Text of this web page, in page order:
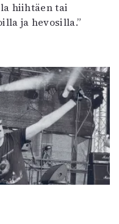
hiihtäen tai
ja hevosilla.”